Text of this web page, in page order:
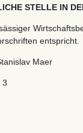
STELLE IN
entspricht.
Maer
3